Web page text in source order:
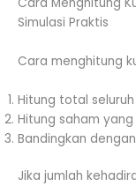
Simulasi Praktis
Cara menghitung
Hitung total
Hitung saham
Bandingkan
Jika jumlah